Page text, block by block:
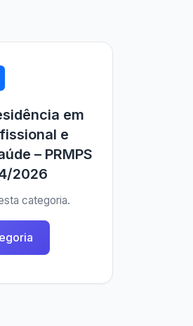
em
e
– PRMPS
2026
categoria.